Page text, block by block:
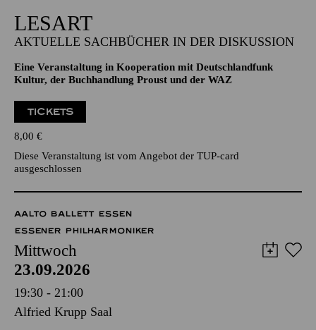
LESART
AKTUELLE SACHBÜCHER IN DER DISKUSSION
Eine Veranstaltung in Kooperation mit Deutschlandfunk
Kultur, der Buchhandlung Proust und der WAZ
TICKETS
8,00 €
Diese Veranstaltung ist vom Angebot der TUP-card
ausgeschlossen
AALTO BALLETT ESSEN
ESSENER PHILHARMONIKER
Mittwoch
23.09.2026
19:30 - 21:00
Alfried Krupp Saal